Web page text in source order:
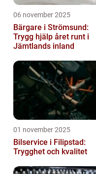
06 november 2025
Bärgare i Strömsund:
Trygg hjälp året runt i
Jämtlands inland
01 november 2025
Bilservice i Filipstad:
Trygghet och kvalitet